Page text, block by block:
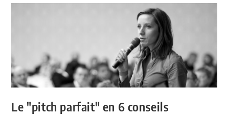
Le "pitch parfait" en 6 conseils